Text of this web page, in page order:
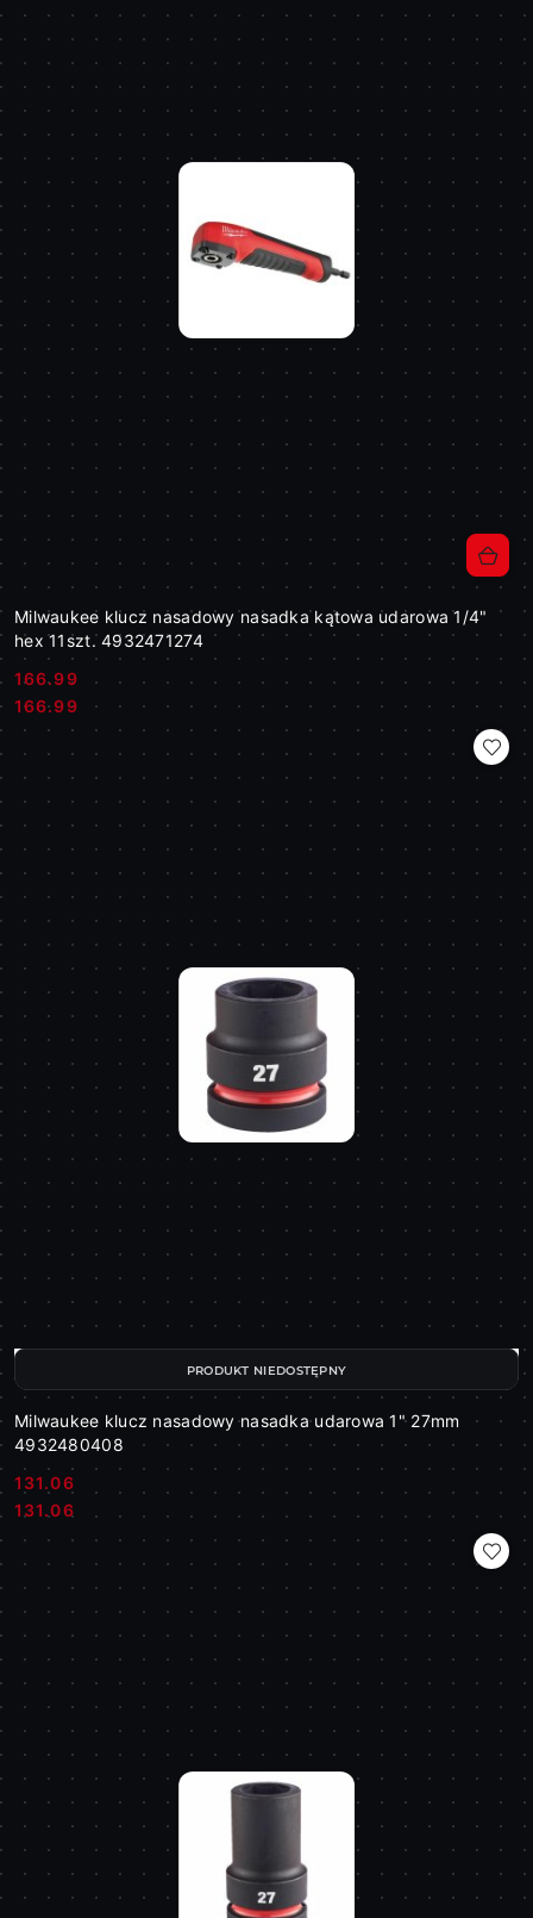
Milwaukee klucz nasadowy nasadka kątowa udarowa 1/4"
hex 11szt. 4932471274
Cena:
166.99
Cena:
166.99
Milwaukee klucz nasadowy nasadka udarowa 1" 27mm
4932480408
Cena:
131.06
Cena:
131.06
PRODUKT NIEDOSTĘPNY